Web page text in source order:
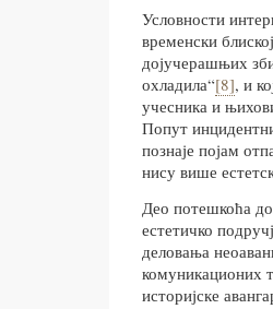
Условности
временски
дојучерашњих
охладила“[8], и
учесника и
Попут
познаје појам
нису више
Део потешкоћа
естетичко
деловања
комуникационих
историјске